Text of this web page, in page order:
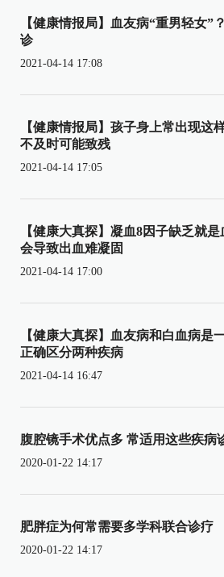
【健康情报局】血友病“重男轻女”
诊
2021-04-14 17:08
【健康情报局】孩子身上常出现这
不及时可能致残
2021-04-14 17:05
【健康大真探】凝血8因子缺乏就
会导致出血难凝固
2021-04-14 17:00
【健康大真探】血友病和白血病是
正确区分两种疾病
2021-04-14 16:47
腹腔镜手术优点多 常适用这些疾病
2020-01-22 14:17
肥胖症为何常需要多学科联合诊疗
2020-01-22 14:17